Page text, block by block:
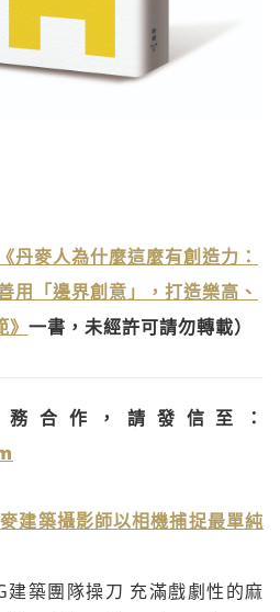
《丹麥人為什麼這麼有創造力：
用「邊界創意」，打造樂高、
一書，未經許可請勿轉載）
合作，請發信至：
建築攝影師以相機捕捉最單純
建築團隊操刀 充滿戲劇性的麻